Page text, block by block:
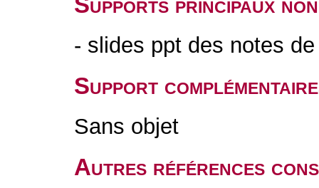
- slides ppt des notes
Support
Sans objet
Autres références